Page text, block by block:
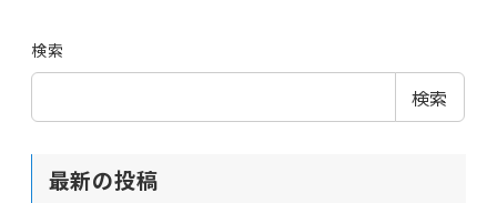
検索
検索
最新の投稿